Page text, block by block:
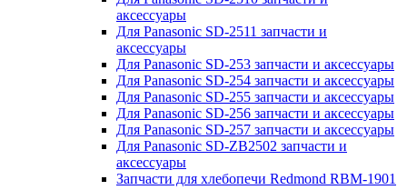
аксессуары
Для Panasonic SD-2511 запчасти и
аксессуары
Для Panasonic SD-253 запчасти и аксессуары
Для Panasonic SD-254 запчасти и аксессуары
Для Panasonic SD-255 запчасти и аксессуары
Для Panasonic SD-256 запчасти и аксессуары
Для Panasonic SD-257 запчасти и аксессуары
Для Panasonic SD-ZB2502 запчасти и
аксессуары
Запчасти для хлебопечи Redmond RBM-1901